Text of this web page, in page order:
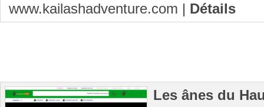
www.kailashadventure.com | Détails
Les ânes du